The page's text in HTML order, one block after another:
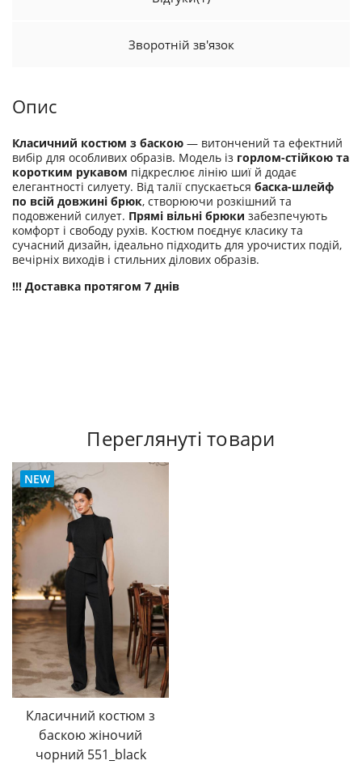
Зворотній зв'язок
Опис
Класичний костюм з баскою — витончений та ефектний
вибір для особливих образів. Модель із горлом-стійкою та
коротким рукавом підкреслює лінію шиї й додає
елегантності силуету. Від талії спускається баска-шлейф
по всій довжині брюк, створюючи розкішний та
подовжений силует. Прямі вільні брюки забезпечують
комфорт і свободу рухів. Костюм поєднує класику та
сучасний дизайн, ідеально підходить для урочистих подій,
вечірніх виходів і стильних ділових образів.
!!! Доставка протягом 7 днів
Переглянуті товари
NEW
Класичний костюм з
баскою жіночий
чорний 551_black